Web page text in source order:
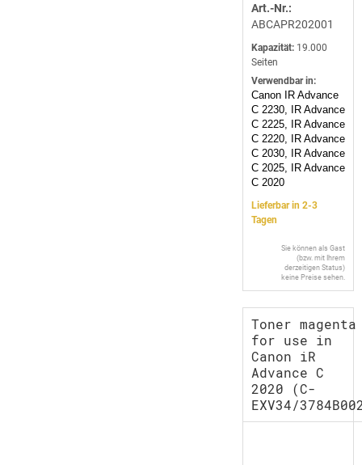
Art.-Nr.:
ABCAPR202001
Kapazität: 19.000
Seiten
Verwendbar in:
Canon IR Advance
C 2230, IR Advance
C 2225, IR Advance
C 2220, IR Advance
C 2030, IR Advance
C 2025, IR Advance
C 2020
Lieferbar in 2-3
Tagen
Sie können als Gast
(bzw. mit Ihrem
derzeitigen Status)
keine Preise sehen.
Toner magenta
for use in
Canon iR
Advance C
2020 (C-
EXV34/